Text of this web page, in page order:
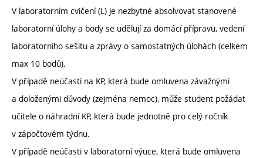
V laboratorním cvičení (L) je nezbytné absolvovat stanovené
laboratorní úlohy a body se udělují za domácí přípravu, vedení
laboratorního sešitu a zprávy o samostatných úlohách (celkem
max 10 bodů).
V případě neúčasti na KP, která bude omluvena závažnými
a doloženými důvody (zejména nemoc), může student požádat
učitele o náhradní KP, která bude jednotně pro celý ročník
v zápočtovém týdnu.
V případě neúčasti v laboratorní výuce, která bude omluvena